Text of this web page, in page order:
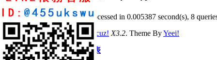
GMT+8, 2026-8-7 01:49, Processed in 0.005387 second(s), 8
© 2001-2011 Powered byDiscuz! X3.2. Theme ByYeei!
快速回復 返回頂部 返回列表